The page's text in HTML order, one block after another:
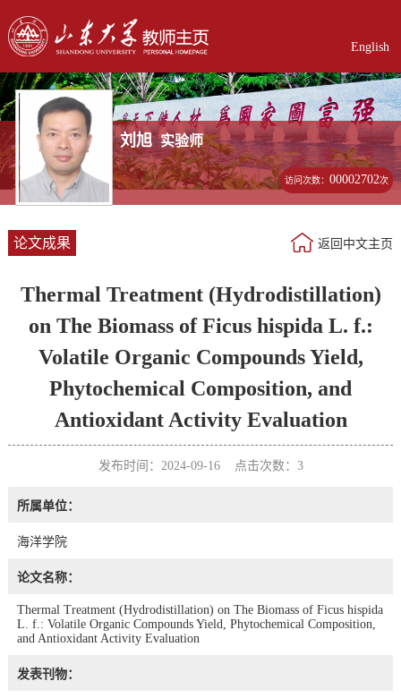
English
刘旭 实验师
访问次数：00002702次
论文成果 返回中文主页
Thermal Treatment (Hydrodistillation)
on The Biomass of Ficus hispida L. f.:
Volatile Organic Compounds Yield,
Phytochemical Composition, and
Antioxidant Activity Evaluation
发布时间：2024-09-16 点击次数： 3
所属单位：
海洋学院
论文名称：
Thermal Treatment (Hydrodistillation) on The Biomass of Ficus hispida
L. f.: Volatile Organic Compounds Yield, Phytochemical Composition,
and Antioxidant Activity Evaluation
发表刊物：